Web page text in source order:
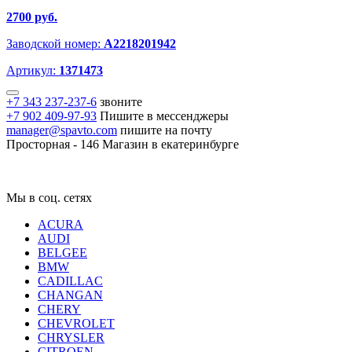
2700 руб.
Заводской номер: A2218201942
Артикул: 1371473
+7 343 237-237-6 звоните
+7 902 409-97-93 Пишите в мессенджеры
manager@spavto.com пишите на почту
Просторная - 146 Магазин в екатеринбурге
Мы в соц. сетях
ACURA
AUDI
BELGEE
BMW
CADILLAC
CHANGAN
CHERY
CHEVROLET
CHRYSLER